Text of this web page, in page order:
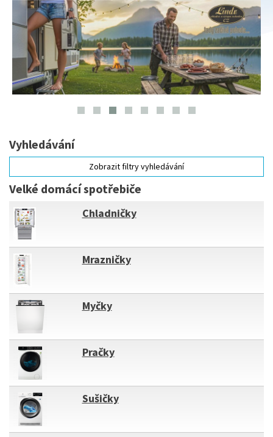
Vyhledávání
Zobrazit filtry vyhledávání
Velké domácí spotřebiče
Chladničky
Mrazničky
Myčky
Pračky
Sušičky